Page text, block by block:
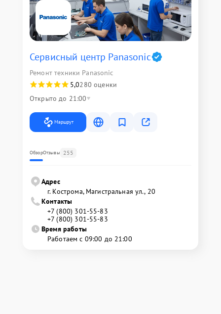
Сервисный центр Panasonic
Ремонт техники Panasonic
5,0280 оценки
Открыто до 21:00
Маршрут
ОбзорОтзывы 255
Адрес
г. Кострома, Магистральная ул., 20
Контакты
+7 (800) 301-55-83
+7 (800) 301-55-83
Время работы
Работаем с 09:00 до 21:00